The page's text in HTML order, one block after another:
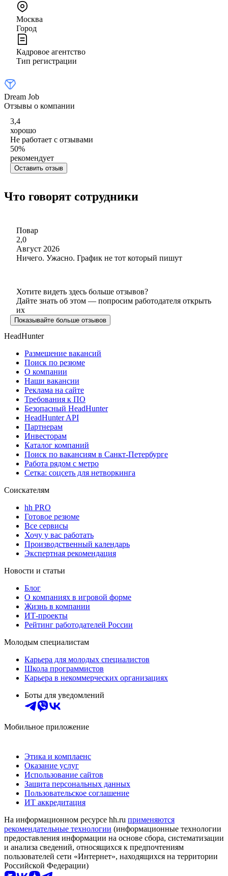
Москва
Город
Кадровое агентство
Тип регистрации
Dream Job
Отзывы о компании
3,4
хорошо
Не работает с отзывами
50%
рекомендует
Оставить отзыв
Что говорят сотрудники
Повар
2,0
Август 2026
Ничего. Ужасно. График не тот который пишут
Хотите видеть здесь больше отзывов?
Дайте знать об этом — попросим работодателя открыть
их
Показывайте больше отзывов
HeadHunter
Размещение вакансий
Поиск по резюме
О компании
Наши вакансии
Реклама на сайте
Требования к ПО
Безопасный HeadHunter
HeadHunter API
Партнерам
Инвесторам
Каталог компаний
Поиск по вакансиям в Санкт-Петербурге
Работа рядом с метро
Сетка: соцсеть для нетворкинга
Соискателям
hh PRO
Готовое резюме
Все сервисы
Хочу у вас работать
Производственный календарь
Экспертная рекомендация
Новости и статьи
Блог
О компаниях в игровой форме
Жизнь в компании
ИТ-проекты
Рейтинг работодателей России
Молодым специалистам
Карьера для молодых специалистов
Школа программистов
Карьера в некоммерческих организациях
Боты для уведомлений
Мобильное приложение
Этика и комплаенс
Оказание услуг
Использование сайтов
Защита персональных данных
Пользовательское соглашение
ИТ аккредитация
На информационном ресурсе hh.ru применяются
рекомендательные технологии (информационные технологии
предоставления информации на основе сбора, систематизации
и анализа сведений, относящихся к предпочтениям
пользователей сети «Интернет», находящихся на территории
Российской Федерации)